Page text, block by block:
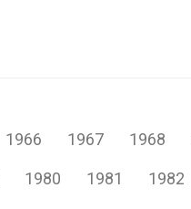
1966 1967 1968
1980 1981 1982